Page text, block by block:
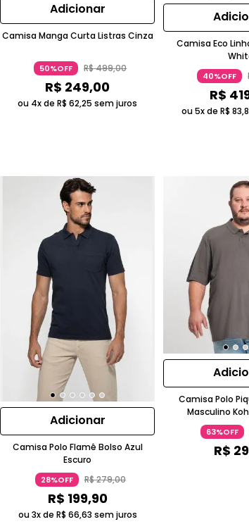
Adicionar
Camisa Manga Curta Listras Cinza
50%OFF R$499,00
R$ 249,00
ou 4x deR$ 62,25 sem juros
Camisa Eco
40%OFF
R$
ou 5x deR$ 83,
Adicionar
Camisa Polo Flamê Bolso Azul
Escuro
28%OFF R$279,00
R$ 199,90
ou 3x de R$ 66,63 sem juros
Camisa Polo
Masculino
63%OFF
R$ 29